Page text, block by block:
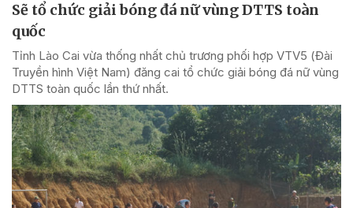
Sẽ tổ chức giải bóng đá nữ vùng DTTS toàn
quốc
Tỉnh Lào Cai vừa thống nhất chủ trương phối hợp VTV5 (Đài
Truyền hình Việt Nam) đăng cai tổ chức giải bóng đá nữ vùng
DTTS toàn quốc lần thứ nhất.